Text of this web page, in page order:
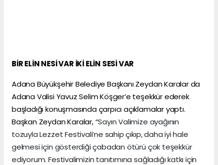
BİR ELİN NESİ VAR İKİ ELİN SESİ VAR
Adana Büyükşehir Belediye Başkanı Zeydan Karalar da
Adana Valisi Yavuz Selim Köşger’e teşekkür ederek
başladığı konuşmasında çarpıcı açıklamalar yaptı.
Başkan Zeydan Karalar, “Sayın Valimize ayağının
tozuyla Lezzet Festivali’ne sahip çıkıp, daha iyi hale
gelmesi için gösterdiği çabadan ötürü çok teşekkür
ediyorum. Festivalimizin tanıtımına sağladığı katkı için